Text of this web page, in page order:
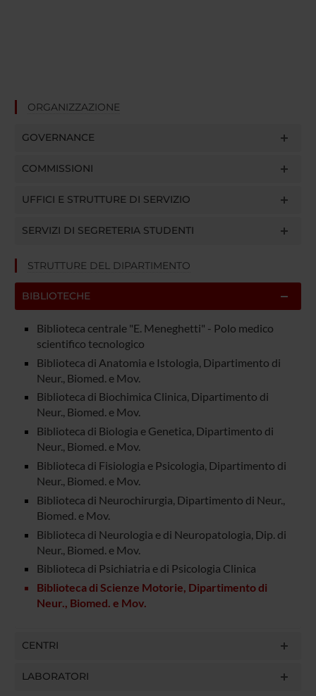
ORGANIZZAZIONE
GOVERNANCE
COMMISSIONI
UFFICI E STRUTTURE DI SERVIZIO
SERVIZI DI SEGRETERIA STUDENTI
STRUTTURE DEL DIPARTIMENTO
BIBLIOTECHE
Biblioteca centrale "E. Meneghetti" - Polo medico
scientifico tecnologico
Biblioteca di Anatomia e Istologia, Dipartimento di
Neur., Biomed. e Mov.
Biblioteca di Biochimica Clinica, Dipartimento di
Neur., Biomed. e Mov.
Biblioteca di Biologia e Genetica, Dipartimento di
Neur., Biomed. e Mov.
Biblioteca di Fisiologia e Psicologia, Dipartimento di
Neur., Biomed. e Mov.
Biblioteca di Neurochirurgia, Dipartimento di Neur.,
Biomed. e Mov.
Biblioteca di Neurologia e di Neuropatologia, Dip. di
Neur., Biomed. e Mov.
Biblioteca di Psichiatria e di Psicologia Clinica
Biblioteca di Scienze Motorie, Dipartimento di
Neur., Biomed. e Mov.
CENTRI
LABORATORI